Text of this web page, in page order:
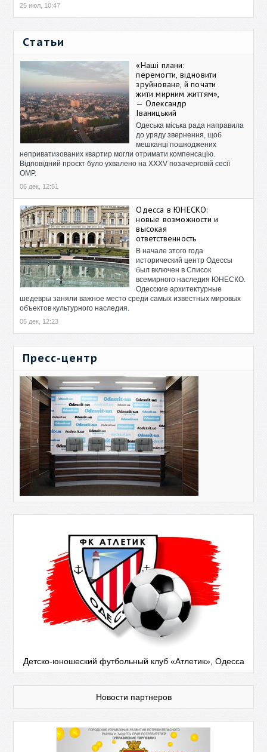
25 июл, 10:47
Статьи
«Наші плани:
перемогти, відновити
зруйноване, й почати
жити мирним життям»,
— Олександр
Іваницький
Одеська міська рада направила
до уряду звернення, щоб
мешканці пошкоджених
неприватизованих квартир могли отримати компенсацію.
Відповідний проєкт було ухвалено на XXXV позачерговій сесії
ОМР.
06 дек, 12:51
Одесса в ЮНЕСКО:
новые возможности и
высокая
ответственность
В начале этого года
исторический центр Одессы
был включен в Список
всемирного наследия ЮНЕСКО.
Одесские архитектурные
шедевры заняли важное место среди самых известных мировых
объектов культурного наследия.
05 дек, 12:23
Пресс-центр
Детско-юношеский футбольный клуб «Атлетик», Одесса
Новости партнеров